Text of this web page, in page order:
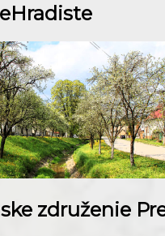
združenie